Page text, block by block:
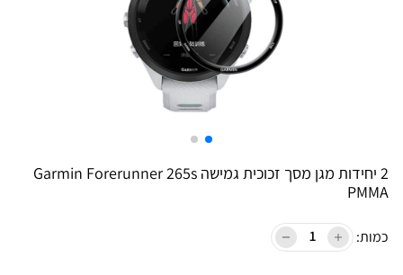
2 יחידות מגן מסך זכוכית גמישה Garmin Forerunner 265s
PMMA
כמות: